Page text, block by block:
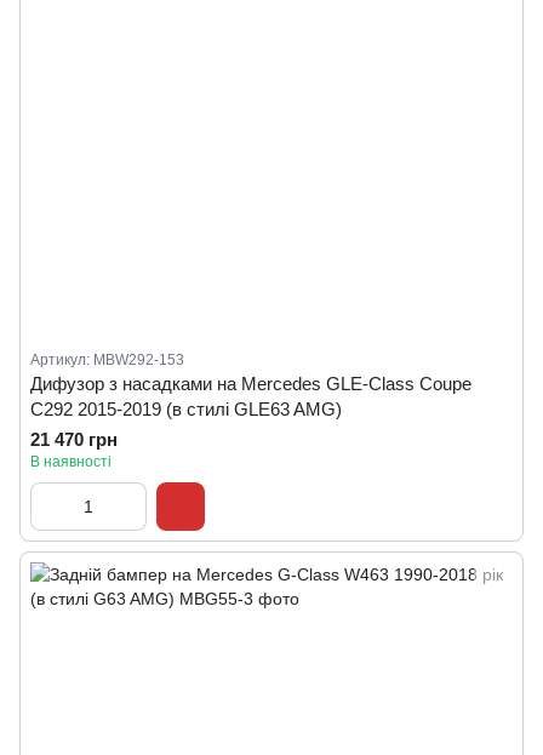
Артикул: MBW292-153
Дифузор з насадками на Mercedes GLE-Class Coupe
C292 2015-2019 (в стилі GLE63 AMG)
21 470 грн
В наявності